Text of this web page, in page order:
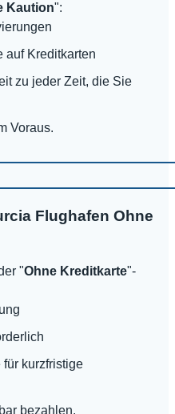
Kaution":
auf Kreditkarten
zu jeder Zeit, die Sie
Voraus.
Flughafen Ohne
"Ohne Kreditkarte"-
kurzfristige
bezahlen.